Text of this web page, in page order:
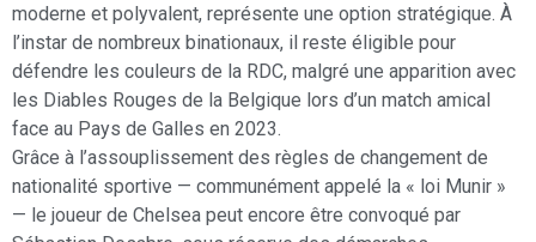
moderne et polyvalent, représente une option stratégique. À
l’instar de nombreux binationaux, il reste éligible pour
défendre les couleurs de la RDC, malgré une apparition avec
les Diables Rouges de la Belgique lors d’un match amical
face au Pays de Galles en 2023.
Grâce à l’assouplissement des règles de changement de
nationalité sportive — communément appelé la « loi Munir »
— le joueur de Chelsea peut encore être convoqué par